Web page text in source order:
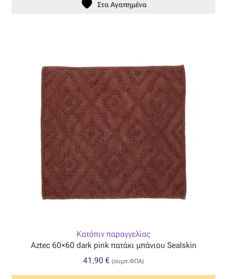
Στα Αγαπημένα
Κατόπιν παραγγελίας
Aztec 60×60 dark pink πατάκι μπάνιου Sealskin
41,90 € (συμπ.ΦΠΑ)